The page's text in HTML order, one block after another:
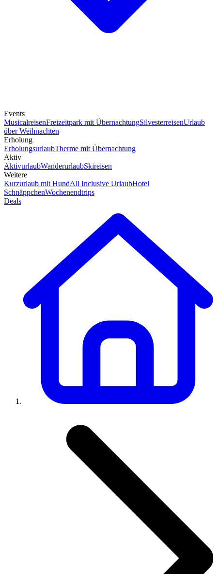
Events
MusicalreisenFreizeitpark mit ÜbernachtungSilvesterreisenUrlaub
über Weihnachten
Erholung
ErholungsurlaubTherme mit Übernachtung
Aktiv
AktivurlaubWanderurlaubSkireisen
Weitere
Kurzurlaub mit HundAll Inclusive UrlaubHotel
SchnäppchenWochenendtrips
Deals